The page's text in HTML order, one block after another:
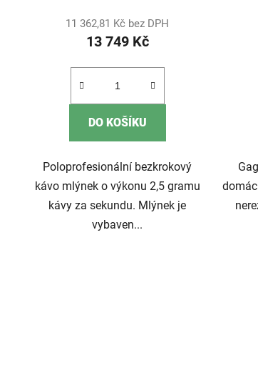
11 362,81 Kč bez DPH
13 749 Kč
DO KOŠÍKU
Poloprofesionální bezkrokový
kávo mlýnek o výkonu 2,5 gramu
kávy za sekundu. Mlýnek je
vybaven...